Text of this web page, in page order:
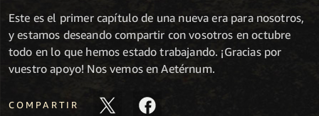
Este es el primer capítulo de una nueva era para nosotros,
y estamos deseando compartir con vosotros en octubre
todo en lo que hemos estado trabajando. ¡Gracias por
vuestro apoyo! Nos vemos en Aetérnum.
COMPARTIR